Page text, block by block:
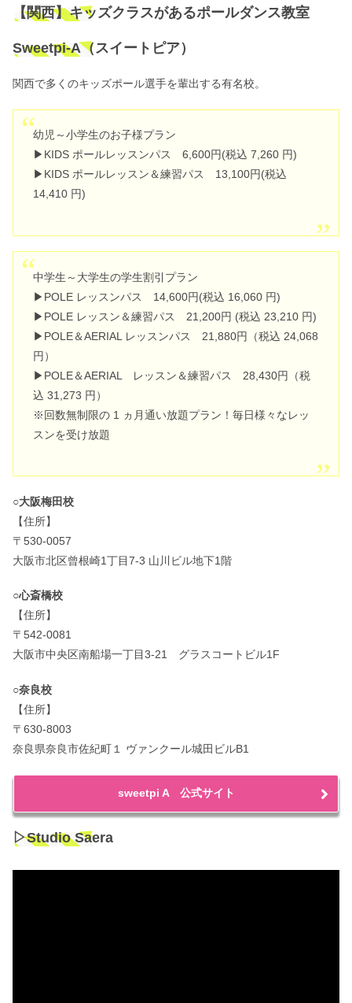
【関西】キッズクラスがあるポールダンス教室
Sweetpi-A（スイートピア）
関西で多くのキッズポール選手を輩出する有名校。
幼児～小学生のお子様プラン
▶KIDS ポールレッスンパス 6,600円(税込 7,260 円)
▶KIDS ポールレッスン＆練習パス 13,100円(税込
14,410 円)
中学生～大学生の学生割引プラン
▶POLE レッスンパス 14,600円(税込 16,060 円)
▶POLE レッスン＆練習パス 21,200円 (税込 23,210 円)
▶POLE＆AERIAL レッスンパス 21,880円（税込 24,068
円）
▶POLE＆AERIAL レッスン＆練習パス 28,430円（税
込 31,273 円）
※回数無制限の 1 ヵ月通い放題プラン！毎日様々なレッ
スンを受け放題
○大阪梅田校
【住所】
〒530-0057
大阪市北区曾根崎1丁目7-3 山川ビル地下1階
○心斎橋校
【住所】
〒542-0081
大阪市中央区南船場一丁目3-21 グラスコートビル1F
○奈良校
【住所】
〒630-8003
奈良県奈良市佐紀町１ ヴァンクール城田ビルB1
sweetpi A 公式サイト
▷Studio Saera